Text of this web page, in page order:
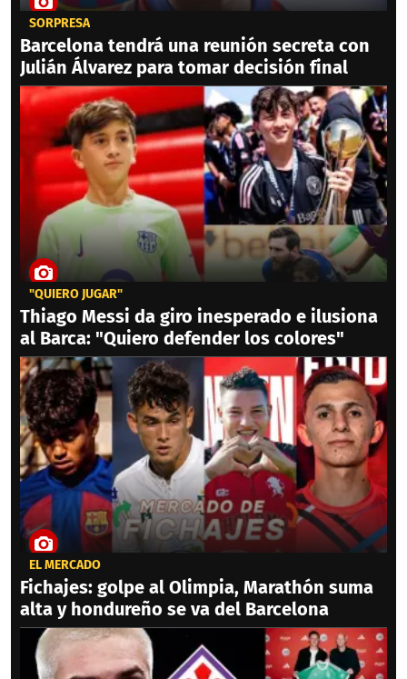
SORPRESA
Barcelona tendrá una reunión secreta con
Julián Álvarez para tomar decisión final
"QUIERO JUGAR"
Thiago Messi da giro inesperado e ilusiona
al Barca: "Quiero defender los colores"
EL MERCADO
Fichajes: golpe al Olimpia, Marathón suma
alta y hondureño se va del Barcelona